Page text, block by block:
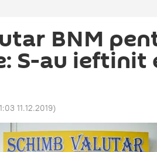
BNM
S-au ieftinit
11.12.2019)